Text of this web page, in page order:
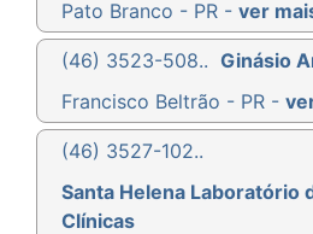
Pato Branco - PR - ver
(46) 3523-508.. Ginásio
Francisco Beltrão - PR -
(46) 3527-102..
Santa Helena Laboratório
Clínicas